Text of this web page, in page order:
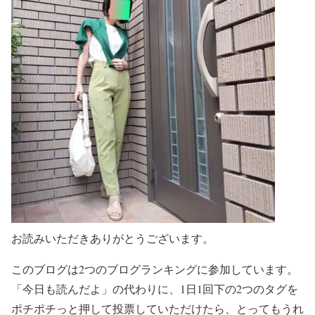
お読みいただきありがとうございます。
このブログは2つのブログランキングに参加しています。
「今日も読んだよ」の代わりに、1日1回下の2つのタグを
ポチポチっと押して投票していただけたら、とってもうれ